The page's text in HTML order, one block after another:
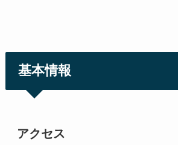
基本情報
アクセス